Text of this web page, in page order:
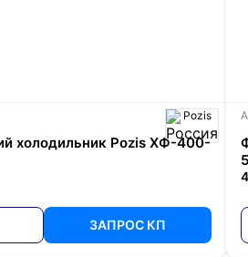
Pozis
холодильник Pozis ХФ-400-
ЗАПРОС КП
5